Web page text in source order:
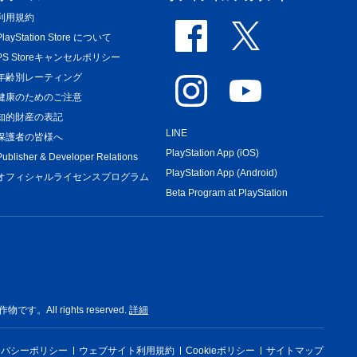
用規約
Store について
Storeキャンセルポリシー
齢別レーティング
康のためのご注意
的財産の表記
護者の皆様へ
& Developer Relations
フィシャルライセンスプログラム
LINE
PlayStation App (iOS)
PlayStation App (Android)
Beta Program at PlayStation
物です。All rights reserved. 詳細
シーポリシー ウェブサイト利用規約 Cookieポリシー サイトマップ